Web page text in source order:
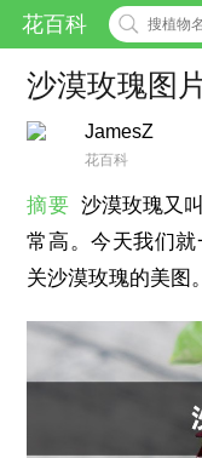
花百科
沙漠玫瑰图
JamesZ
花百科
摘要 沙漠玫瑰又
常高。今天我们
关沙漠玫瑰的美图。